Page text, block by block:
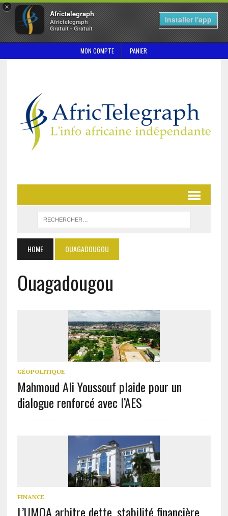
×
Africtelegraph
Africtelegraph
Gratuit - Gratuit
Installer l'app
MON COMPTE PANIER
HOME OUAGADOUGOU
Ouagadougou
GÉOPOLITIQUE
Mahmoud Ali Youssouf plaide pour un
dialogue renforcé avec l’AES
FINANCE
L’UMOA arbitre dette, stabilité financière